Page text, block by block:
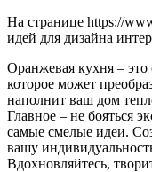
На странице https://
идей для дизайна
Оранжевая кухня –
которое может
наполнит ваш дом
Главное – не бояться
самые смелые идеи.
вашу
Вдохновляйтесь,